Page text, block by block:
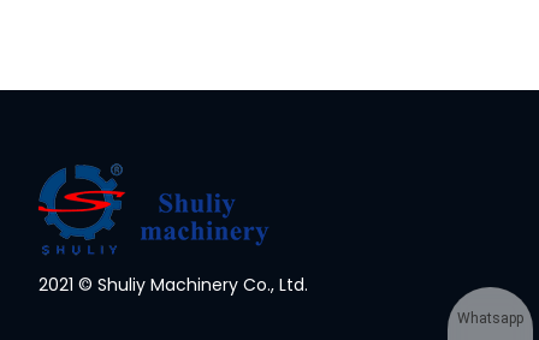
2021 © Shuliy Machinery Co., Ltd.
Whatsapp